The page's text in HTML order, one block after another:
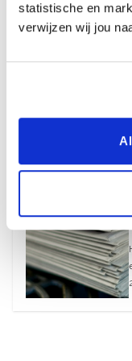
statistische en
verwijzen wij jou